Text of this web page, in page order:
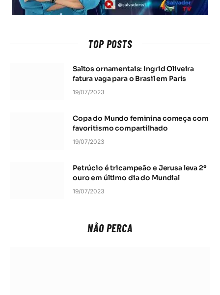
TOP POSTS
Saltos ornamentais: Ingrid Oliveira
fatura vaga para o Brasil em Paris
19/07/2023
Copa do Mundo feminina começa com
favoritismo compartilhado
19/07/2023
Petrúcio é tricampeão e Jerusa leva 2º
ouro em último dia do Mundial
19/07/2023
NÃO PERCA